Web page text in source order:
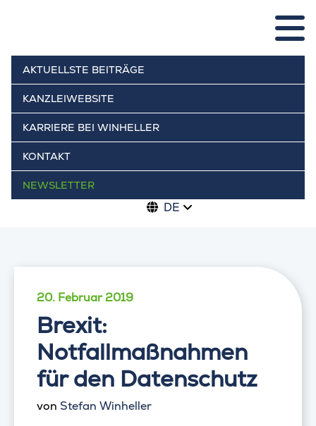
AKTUELLSTE BEITRÄGE
KANZLEIWEBSITE
KARRIERE BEI WINHELLER
KONTAKT
NEWSLETTER
DE
20. Februar 2019
Brexit:
Notfallmaßnahmen
für den Datenschutz
von Stefan Winheller